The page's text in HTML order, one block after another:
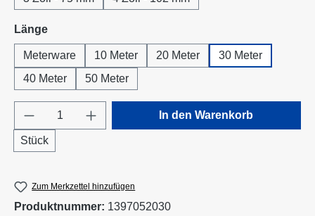
Längeauswählen
Meterware 10 Meter 20 Meter
30 Meter
40 Meter
50 Meter
Produkt Anzahl: Gib den gewünschten
Stück
In den Warenkorb
Zum Merkzettel hinzufügen
Produktnummer: 1397052030